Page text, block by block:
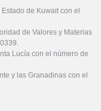
de Kuwait con el
de Valores y Materias
Lucía con el número de
y las Granadinas con el